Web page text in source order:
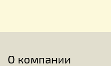
О компании